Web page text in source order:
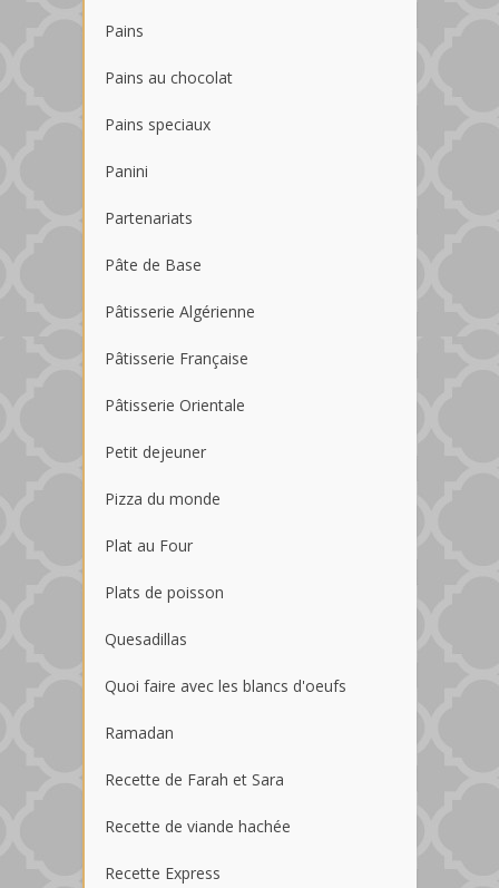
Pains
Pains au chocolat
Pains speciaux
Panini
Partenariats
Pâte de Base
Pâtisserie Algérienne
Pâtisserie Française
Pâtisserie Orientale
Petit dejeuner
Pizza du monde
Plat au Four
Plats de poisson
Quesadillas
Quoi faire avec les blancs d'oeufs
Ramadan
Recette de Farah et Sara
Recette de viande hachée
Recette Express